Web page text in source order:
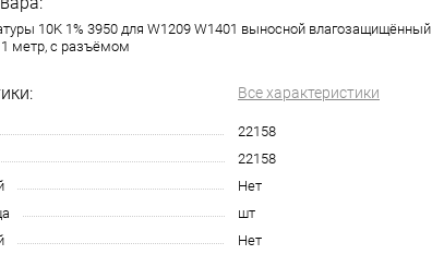
10K 1% 3950 для W1209 W1401 выносной влагозащищённый
метр, с разъёмом
Все характеристики
22158
22158
Нет
шт
Нет